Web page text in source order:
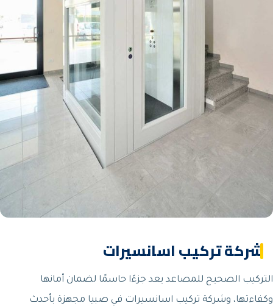
شركة تركيب اسانسيرات
التركيب الصحيح للمصاعد يعد جزءًا حاسمًا لضمان أمانها
وكفاءتها، وشركة تركيب اسانسيرات في صبيا مجهزة بأحدث